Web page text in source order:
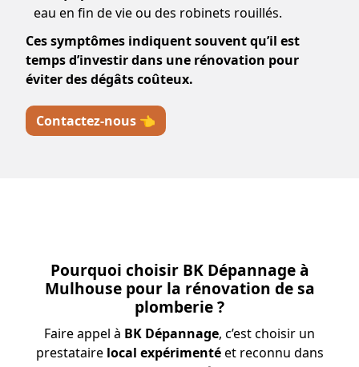
eau en fin de vie ou des robinets rouillés.
Ces symptômes indiquent souvent qu’il est
temps d’investir dans une rénovation pour
éviter des dégâts coûteux.
Contactez-nous 👈
Pourquoi choisir BK Dépannage à
Mulhouse pour la rénovation de sa
plomberie ?
Faire appel à BK Dépannage, c’est choisir un
prestataire local expérimentéet reconnu dans